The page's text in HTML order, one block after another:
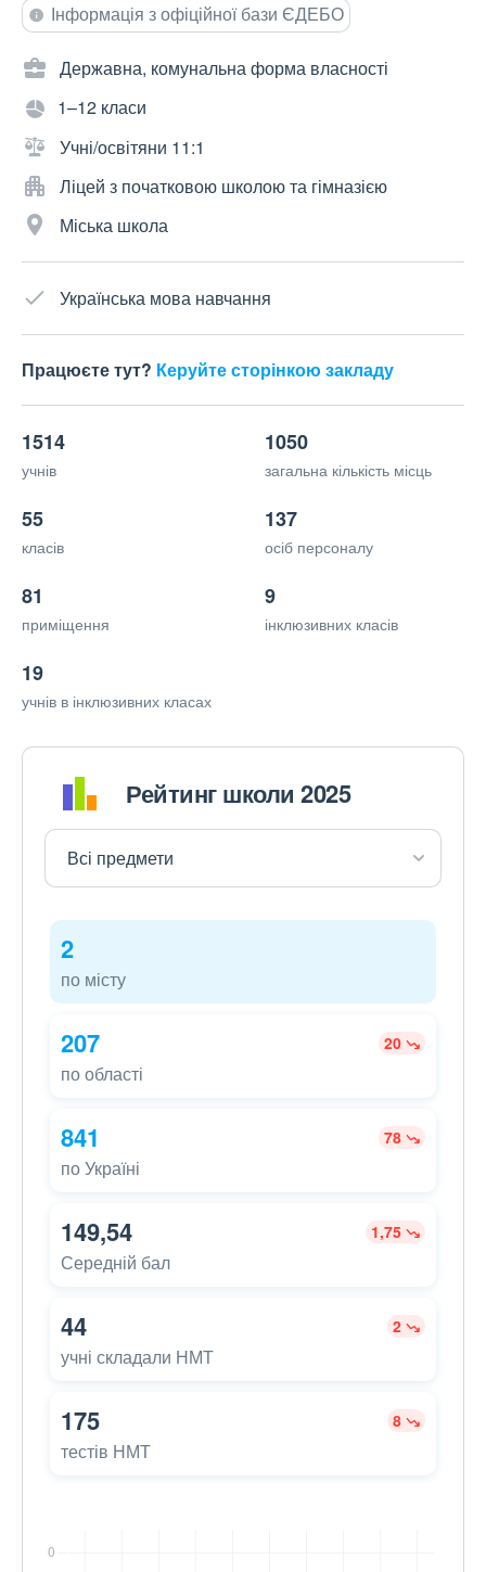
Інформація з офіційної бази ЄДЕБО
Державна, комунальна форма власності
1–12 класи
Учні/освітяни 11:1
Ліцей з початковою школою та гімназією
Міська школа
Українська мова навчання
Працюєте тут? Керуйте сторінкою закладу
1514
учнів
1050
загальна кількість місць
55
класів
137
осіб персоналу
81
приміщення
9
інклюзивних класів
19
учнів в інклюзивних класах
Рейтинг школи 2025
2
по місту
207 20
по області
841 78
по Україні
149,54 1,75
Середній бал
44 2
учні складали НМТ
175 8
тестів НМТ